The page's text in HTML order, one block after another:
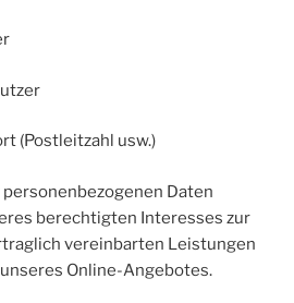
(Postleitzahl usw.)
Daten
berechtigten Interesses zur
vereinbarten Leistungen
Online-Angebotes.